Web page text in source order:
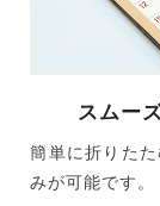
スムー
簡単に折りた
みが可能です。